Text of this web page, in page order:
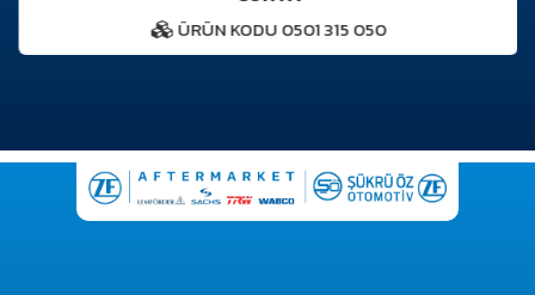
ÜRÜN KODU 0501 315 050